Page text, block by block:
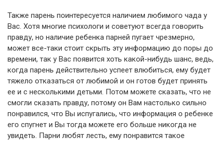
Также парень поинтересуется наличием любимого чада у
Вас. Хотя многие психологи и советуют всегда говорить
правду, но наличие ребенка парней пугает чрезмерно,
может все-таки стоит скрыть эту информацию до поры до
времени, так у Вас появится хоть какой-нибудь шанс, ведь,
когда парень действительно успеет влюбиться, ему будет
тяжело отказаться от любимой и он готов будет принять
ее и с несколькими детьми. Потом можете сказать, что не
смогли сказать правду, потому он Вам настолько сильно
понравился, что Вы испугались, что информация о ребенке
его спугнет и Вы тогда можете его больше никогда не
увидеть. Парни любят лесть, ему понравится такое